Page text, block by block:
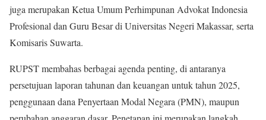
juga merupakan Ketua Umum Perhimpunan Advokat Indonesia
Profesional dan Guru Besar di Universitas Negeri Makassar, serta
Komisaris Suwarta.
RUPST membahas berbagai agenda penting, di antaranya
persetujuan laporan tahunan dan keuangan untuk tahun 2025,
penggunaan dana Penyertaan Modal Negara (PMN), maupun